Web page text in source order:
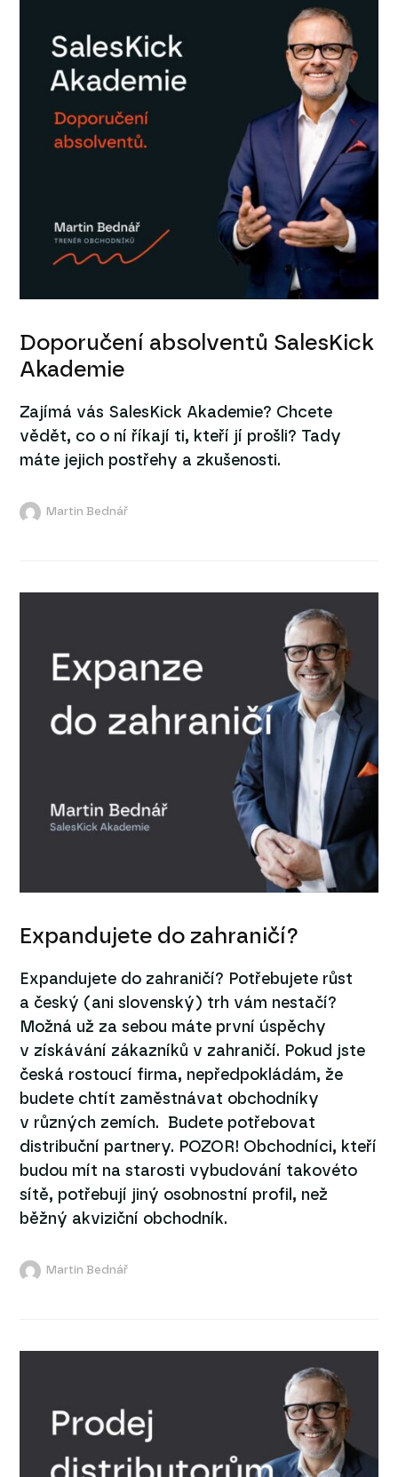
Doporučení absolventů SalesKick
Akademie
Zajímá vás SalesKick Akademie? Chcete
vědět, co o ní říkají ti, kteří jí prošli? Tady
máte jejich postřehy a zkušenosti.
Martin Bednář
Expandujete do zahraničí?
Expandujete do zahraničí? Potřebujete růst
a český (ani slovenský) trh vám nestačí?
Možná už za sebou máte první úspěchy
v získávání zákazníků v zahraničí. Pokud jste
česká rostoucí firma, nepředpokládám, že
budete chtít zaměstnávat obchodníky
v různých zemích. Budete potřebovat
distribuční partnery. POZOR! Obchodníci, kteří
budou mít na starosti vybudování takovéto
sítě, potřebují jiný osobnostní profil, než
běžný akviziční obchodník.
Martin Bednář